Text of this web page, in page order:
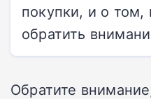
покупки, и о том,
обратить
Обратите